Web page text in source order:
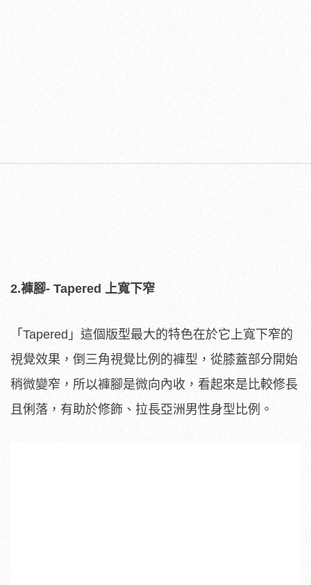
2.褲腳- Tapered 上寬下窄
「Tapered」這個版型最大的特色在於它上寬下窄的
視覺效果，倒三角視覺比例的褲型，從膝蓋部分開始
稍微變窄，所以褲腳是微向內收，看起來是比較修長
且俐落，有助於修飾、拉長亞洲男性身型比例。